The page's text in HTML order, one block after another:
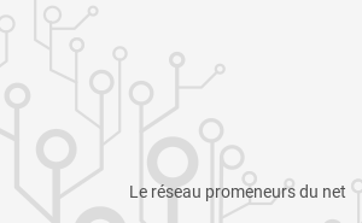
Le réseau promeneurs du net